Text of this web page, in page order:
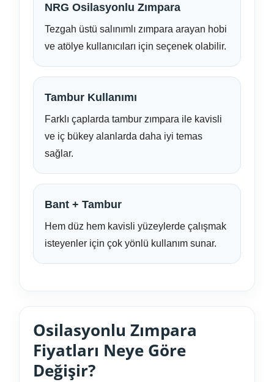
NRG Osilasyonlu Zımpara
Tezgah üstü salınımlı zımpara arayan hobi
ve atölye kullanıcıları için seçenek olabilir.
Tambur Kullanımı
Farklı çaplarda tambur zımpara ile kavisli
ve iç bükey alanlarda daha iyi temas
sağlar.
Bant + Tambur
Hem düz hem kavisli yüzeylerde çalışmak
isteyenler için çok yönlü kullanım sunar.
Osilasyonlu Zımpara
Fiyatları Neye Göre
Değişir?